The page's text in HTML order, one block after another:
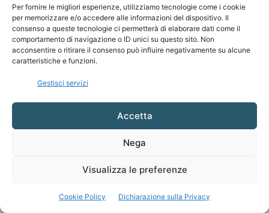
Per fornire le migliori esperienze, utilizziamo tecnologie come i cookie
per memorizzare e/o accedere alle informazioni del dispositivo. Il
consenso a queste tecnologie ci permetterà di elaborare dati come il
comportamento di navigazione o ID unici su questo sito. Non
acconsentire o ritirare il consenso può influire negativamente su alcune
caratteristiche e funzioni.
Gestisci servizi
Accetta
Nega
Visualizza le preferenze
Cookie Policy Dichiarazione sulla Privacy
SEGUICI